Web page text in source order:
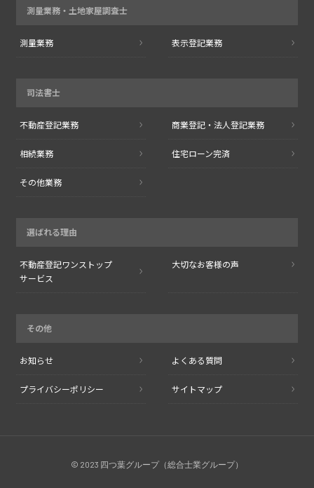
測量業務・ 土地家屋調査士
測量業務 表示登記業務
司法書士
不動産登記業務 商業登記・法人登記業務
相続業務 住宅ローン完済
その他業務
選ばれる理由
不動産登記ワンストップ
サービス
大切なお客様の声
その他
お知らせ よくある質問
プライバシーポリシー サイトマップ
© 2023 四つ葉グループ（総合士業グループ）